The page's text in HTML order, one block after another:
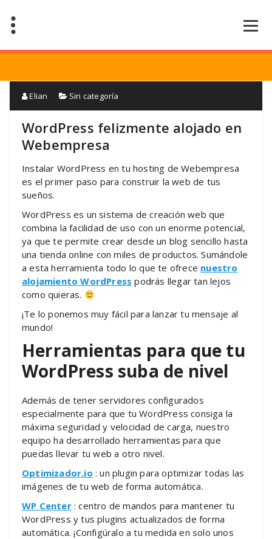
contenido
Elian Sin categoría
WordPress felizmente alojado en
Webempresa
Instalar WordPress en tu hosting de Webempresa
es el primer paso para construir la web de tus
sueños.
WordPress es un sistema de creación web que
combina la facilidad de uso con un enorme potencial,
ya que te permite crear desde un blog sencillo hasta
una tienda online con miles de productos. Sumándole
a esta herramienta todo lo que te ofrece nuestro
alojamiento WordPress podrás llegar tan lejos
como quieras.
¡Te lo ponemos muy fácil para lanzar tu mensaje al
mundo!
Herramientas para que tu
WordPress suba de nivel
Además de tener servidores configurados
especialmente para que tu WordPress consiga la
máxima seguridad y velocidad de carga, nuestro
equipo ha desarrollado herramientas para que
puedas llevar tu web a otro nivel.
Optimizador.io : un plugin para optimizar todas las
imágenes de tu web de forma automática.
WP Center: centro de mandos para mantener tu
WordPress y tus plugins actualizados de forma
automática. ¡Configúralo a tu medida en solo unos